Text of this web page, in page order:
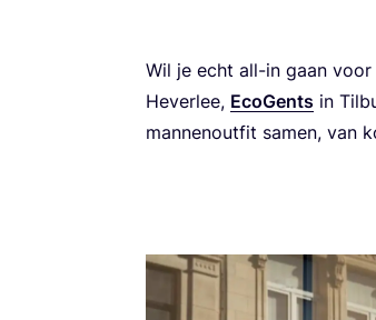
Wil je echt all-in gaan
Hever­lee, Eco­Gents in
man­nen­out­fit samen, van